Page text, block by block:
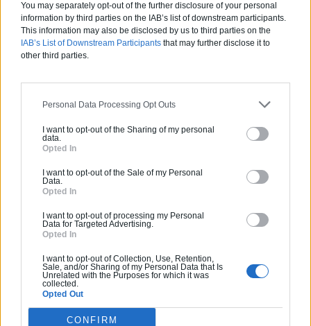
You may separately opt-out of the further disclosure of your personal
information by third parties on the IAB’s list of downstream participants.
This information may also be disclosed by us to third parties on the
IAB’s List of Downstream Participants that may further disclose it to
other third parties.
Personal Data Processing Opt Outs
I want to opt-out of the Sharing of my personal
data.
Opted In
I want to opt-out of the Sale of my Personal
Data.
Opted In
I want to opt-out of processing my Personal
Data for Targeted Advertising.
Opted In
I want to opt-out of Collection, Use, Retention,
Sale, and/or Sharing of my Personal Data that Is
Unrelated with the Purposes for which it was
collected.
Opted Out
CONFIRM
Partagez cet article
pour vos travaux ?
helloArtisan vous accompagne de la simple
mise en relation avec un professionnel de
qualité jusqu'à la prise en charge de A à Z de
vos projets de constructions ou d'extensions.
Obtenez des devis ! Trouvez des professionnels
Trouver un pro